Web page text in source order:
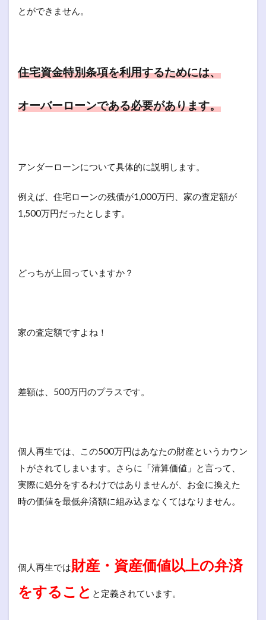
とができません。
住宅資金特別条項を利用するためには、
オーバーローンである必要があります。
アンダーローンについて具体的に説明します。
例えば、住宅ローンの残債が1,000万円、家の査定額が
1,500万円だったとします。
どっちが上回っていますか？
家の査定額ですよね！
差額は、500万円のプラスです。
個人再生では、この500万円はあなたの財産というカウン
トがされてしまいます。さらに「清算価値」と言って、
実際に処分をするわけではありませんが、お金に換えた
時の価値を最低弁済額に組み込まなくてはなりません。
個人再生では財産・資産価値以上の弁済
をすること と定義されています。